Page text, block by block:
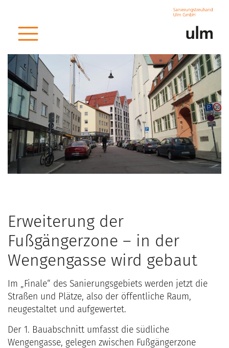
Erweiterung der
Fußgängerzone – in der
Wengengasse wird gebaut
Im „Finale“ des Sanierungsgebiets werden jetzt die
Straßen und Plätze, also der öffentliche Raum,
neugestaltet und aufgewertet.
Der 1. Bauabschnitt umfasst die südliche
Wengengasse, gelegen zwischen Fußgängerzone